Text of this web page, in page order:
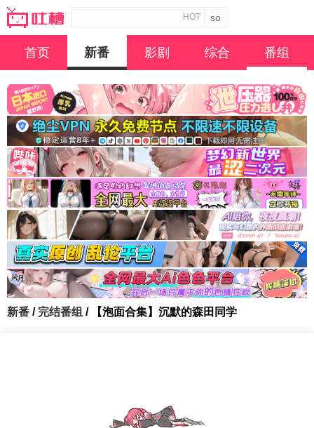
HOT
首页 新番 影剧 综合 番组
新番 / 完结番组 / 【泡面合集】沉默的森田同学